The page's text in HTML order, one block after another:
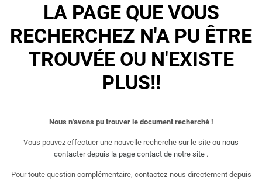
LA PAGE QUE VOUS
RECHERCHEZ N'A PU ÊTRE
TROUVÉE OU N'EXISTE
PLUS!!
Nous n'avons pu trouver le document recherché !
Vous pouvez effectuer une nouvelle recherche sur le site ou nous
contacter depuis la page contact de notre site .
Pour toute question complémentaire, contactez-nous directement depuis